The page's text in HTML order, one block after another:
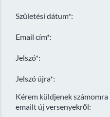
Születési dátum*:
Email cím*:
Jelszó*:
Jelszó újra*:
Kérem küldjenek számomra
emailt új versenyekről: